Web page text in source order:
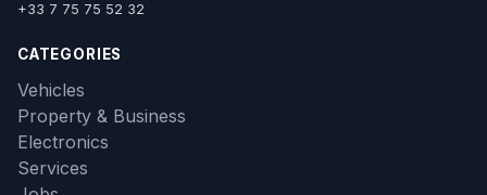
+33 7 75 75 52 32
CATEGORIES
Vehicles
Property & Business
Electronics
Services